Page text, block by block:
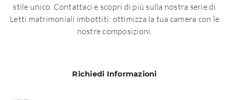
stile unico. Contattaci e scopri di più sulla nostra serie di
Letti matrimoniali imbottiti: ottimizza la tua camera con le
nostre composizioni.
Richiedi Informazioni